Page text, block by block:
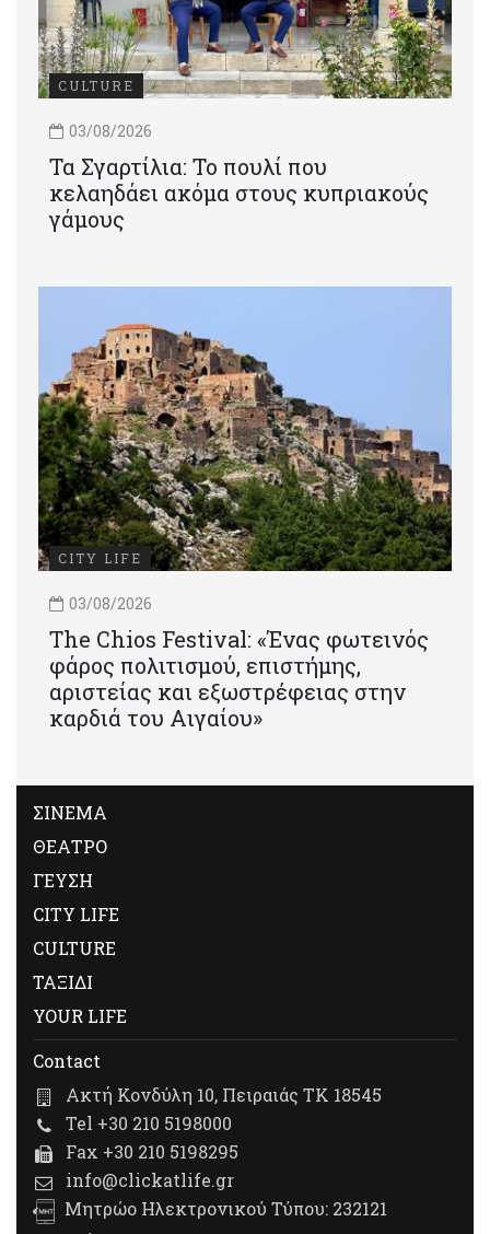
CULTURE
03/08/2026
Τα Σγαρτίλια: Το πουλί που
κελαηδάει ακόμα στους κυπριακούς
γάμους
CITY LIFE
03/08/2026
Τhe Chios Festival: «Ένας φωτεινός
φάρος πολιτισμού, επιστήμης,
αριστείας και εξωστρέφειας στην
καρδιά του Αιγαίου»
ΣΙΝΕΜΑ
ΘΕΑΤΡΟ
ΓΕΥΣΗ
CITY LIFE
CULTURE
ΤΑΞΙΔΙ
YOUR LIFE
Contact
Ακτή Κονδύλη 10, Πειραιάς ΤΚ 18545
Tel +30 210 5198000
Fax +30 210 5198295
info@clickatlife.gr
Μητρώο Ηλεκτρονικού Τύπου: 232121